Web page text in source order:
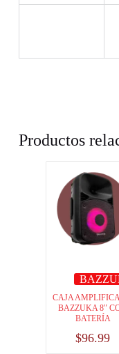
Productos
CAJA
BAZZUKA 8″
BATERÍA
$96.99